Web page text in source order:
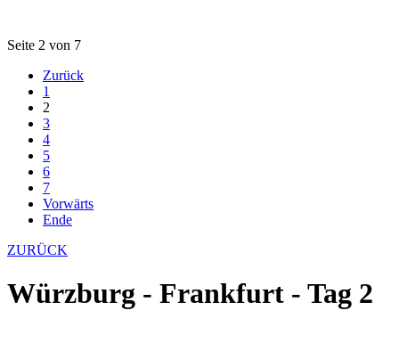
Seite 2 von 7
Zurück
1
2
3
4
5
6
7
Vorwärts
Ende
ZURÜCK
Würzburg - Frankfurt - Tag 2